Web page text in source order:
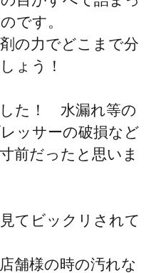
です。
の力でどこまで分
ょう！
た！ 水漏れ等の
ッサーの破損など
前だったと思いま
てビックリされて
舗様の時の汚れな